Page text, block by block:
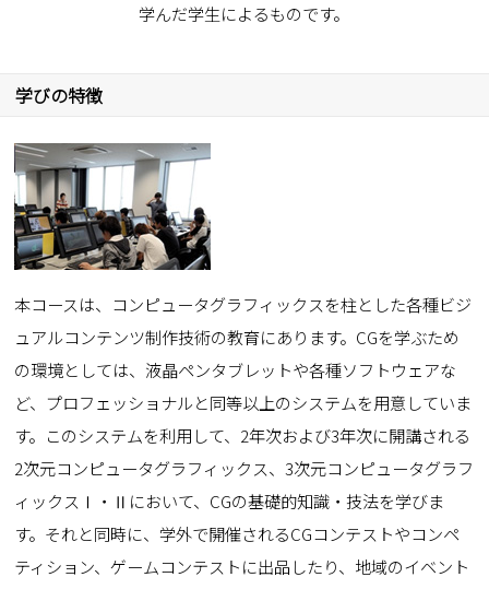
学んだ学生によるものです。
学びの特徴
本コースは、コンピュータグラフィックスを柱とした各種ビジ
ュアルコンテンツ制作技術の教育にあります。CGを学ぶため
の環境としては、液晶ペンタブレットや各種ソフトウェアな
ど、プロフェッショナルと同等以上のシステムを用意していま
す。このシステムを利用して、2年次および3年次に開講される
2次元コンピュータグラフィックス、3次元コンピュータグラフ
ィックスⅠ・Ⅱにおいて、CGの基礎的知識・技法を学びま
す。それと同時に、学外で開催されるCGコンテストやコンペ
ティション、ゲームコンテストに出品したり、地域のイベント